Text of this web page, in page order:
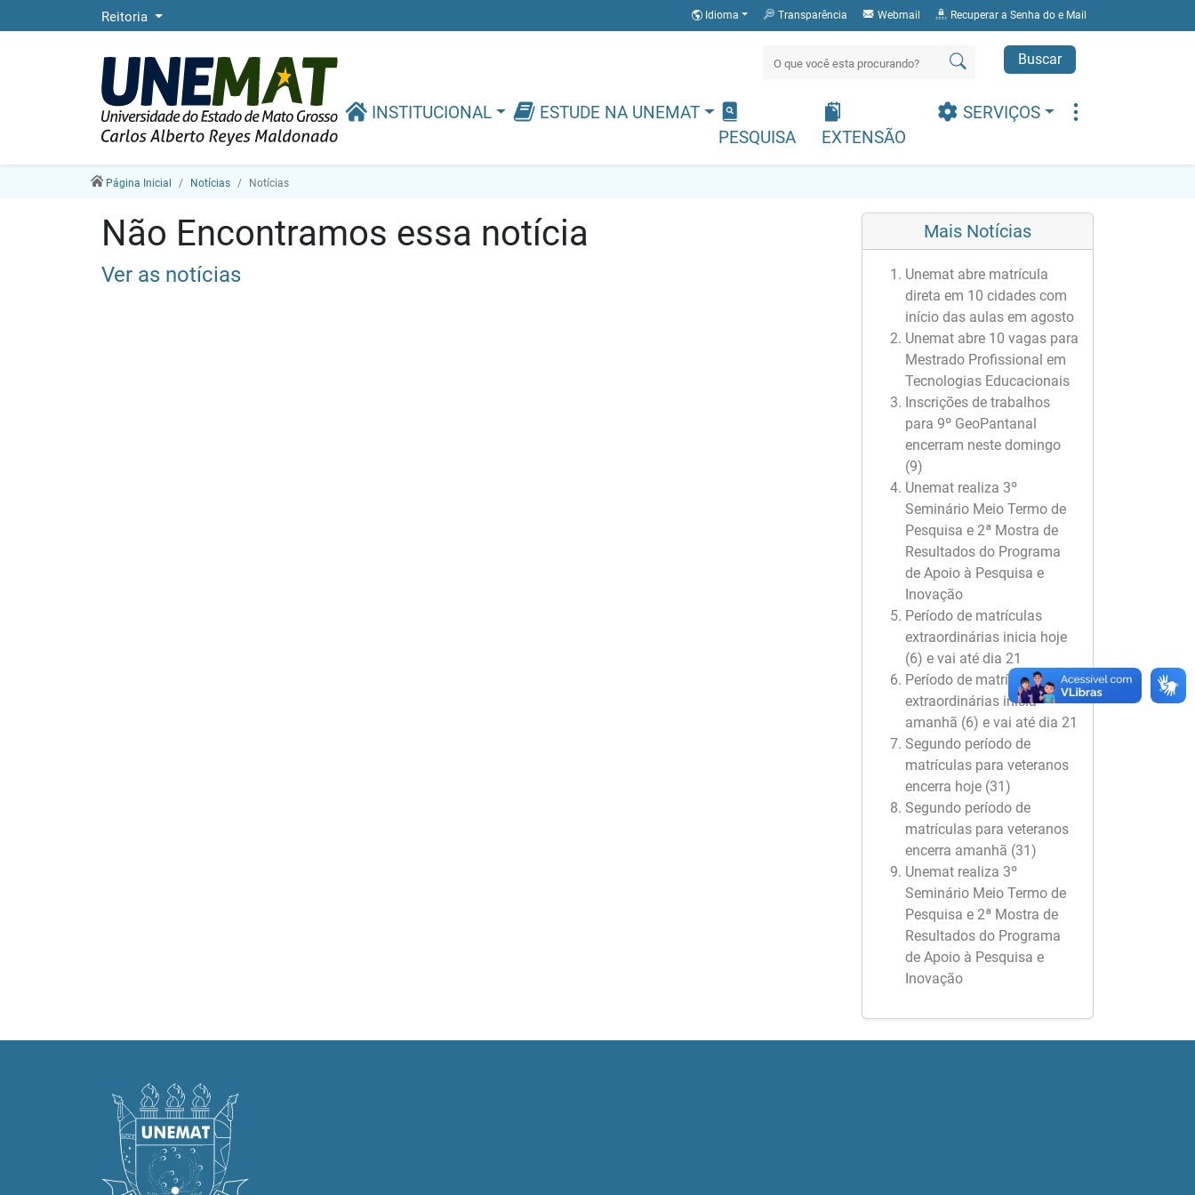
Reitoria Idioma Transparência Webmail Recuperar a Senha do e Mail
Buscar
INSTITUCIONAL
ESTUDE NA UNEMAT
PESQUISA
EXTENSÃO
SERVIÇOS
Página Inicial Notícias Notícias
Não Encontramos essa notícia
Ver as notícias
Mais Notícias
Unemat abre matrícula
direta em 10 cidades com
início das aulas em agosto
Unemat abre 10 vagas para
Mestrado Profissional em
Tecnologias Educacionais
Inscrições de trabalhos
para 9º GeoPantanal
encerram neste domingo
(9)
Unemat realiza 3º
Seminário Meio Termo de
Pesquisa e 2ª Mostra de
Resultados do Programa
de Apoio à Pesquisa e
Inovação
Período de matrículas
extraordinárias inicia hoje
(6) e vai até dia 21
Período de matrículas
extraordinárias inicia
amanhã (6) e vai até dia 21
Segundo período de
matrículas para veteranos
encerra hoje (31)
Segundo período de
matrículas para veteranos
encerra amanhã (31)
Unemat realiza 3º
Seminário Meio Termo de
Pesquisa e 2ª Mostra de
Resultados do Programa
de Apoio à Pesquisa e
Inovação